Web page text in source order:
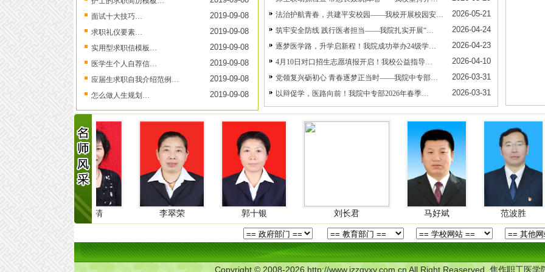
2019-09-08
面试十大技巧…
2019-09-08
求职礼仪要素…
2019-09-08
实用型求职信模板…
2019-09-08
医学生个人自荐信…
2019-09-08
应届生求职自我介绍范例…
2019-09-08
怎么做人生规划…
2026-05-21
法治护航青春，共建平安校园——我校开展校园安…
2026-04-24
筑牢安全防线 践行医者担当——我院扎实开展“…
2026-04-23
逐梦医学路，升学启新程！我院成功举办24级学…
2026-04-10
4月10日对口招生志愿填报开启！我校公益指导…
2026-03-31
党领复兴砺初心 青春逐梦正当时——我院中专部…
2026-03-31
以辩促学，医路向前！我院中专部2026年春季…
范波胜
Copyright © 2008-2026 http://www.jzzgyxy.com.cn All Right Reaserved. 焦作职工医学